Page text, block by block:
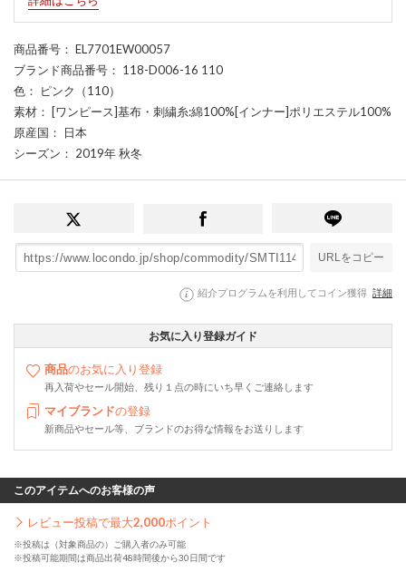
商品番号 ： EL7701EW00057
ブランド商品番号 ： 118-D006-16 110
色 ： ピンク（110）
素材 ： [ワンピース]基布・刺繍糸:綿100%[インナー]ポリエステル100%
原産国 ： 日本
シーズン ： 2019年 秋冬
URLをコピー
紹介プログラムを利用してコイン獲得 詳細
お気に入り登録ガイド
商品のお気に入り登録
再入荷やセール開始、残り１点の時にいち早くご連絡します
マイブランドの登録
新商品やセール等、ブランドのお得な情報をお送りします
このアイテムへのお客様の声
レビュー投稿で最大2,000ポイント
※投稿は（対象商品の）ご購入者のみ可能
※投稿可能期間は商品出荷48時間後から30日間です